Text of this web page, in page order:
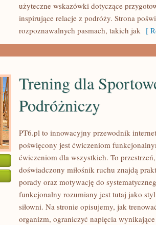
użyteczne wskazówki dotyczące
inspirujące relacje z podróży. Strona
rozpoznawalnych pasmach, takich jak [
Trening dla
Podróżniczy
PT6.pl to innowacyjny przewodnik
poświęcony jest ćwiczeniom
ćwiczeniom dla wszystkich. To
doświadczony miłośnik ruchu znajdą
porady oraz motywację do
funkcjonalny rozumiany jest tutaj jako
siłowni. Na stronie opisujemy, jak
organizm, ograniczyć napięcia